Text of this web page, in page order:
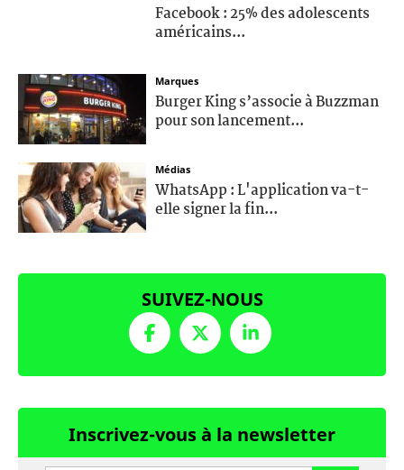
Facebook : 25% des adolescents
américains...
Marques
Burger King s’associe à Buzzman
pour son lancement...
Médias
WhatsApp : L'application va-t-
elle signer la fin...
SUIVEZ-NOUS
Inscrivez-vous à la newsletter